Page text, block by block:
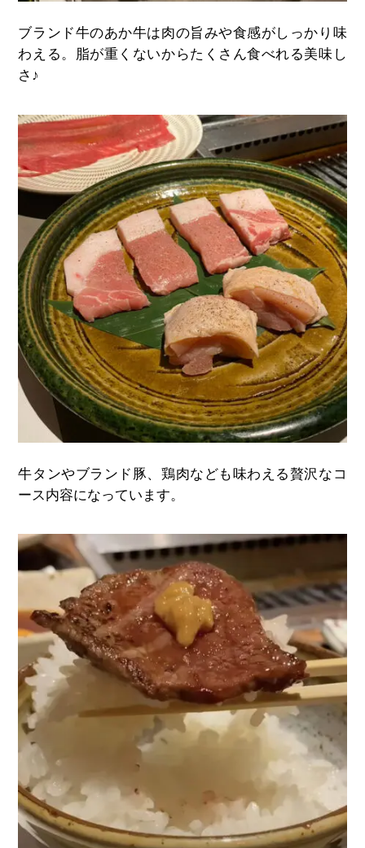
ブランド牛のあか牛は肉の旨みや食感がしっかり味
わえる。脂が重くないからたくさん食べれる美味し
さ♪
牛タンやブランド豚、鶏肉なども味わえる贅沢なコ
ース内容になっています。